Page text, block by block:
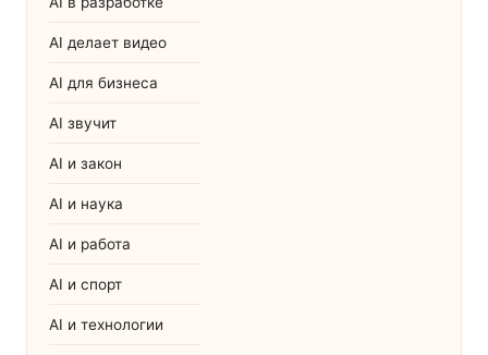
AI делает видео
AI для бизнеса
AI звучит
AI и закон
AI и наука
AI и работа
AI и спорт
AI и технологии